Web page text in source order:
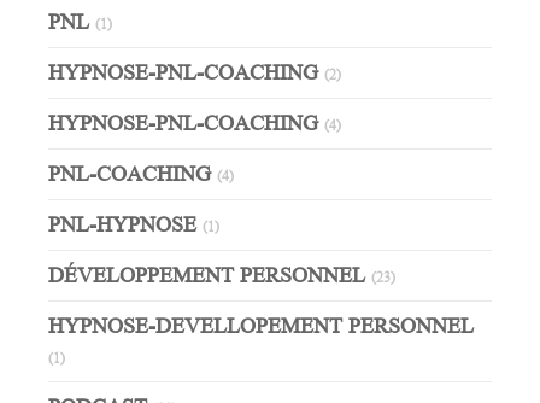
PNL (1)
HYPNOSE-PNL-COACHING (2)
HYPNOSE-PNL-COACHING (4)
PNL-COACHING (4)
PNL-HYPNOSE (1)
DÉVELOPPEMENT PERSONNEL (23)
HYPNOSE-DEVELLOPEMENT PERSONNEL
(1)